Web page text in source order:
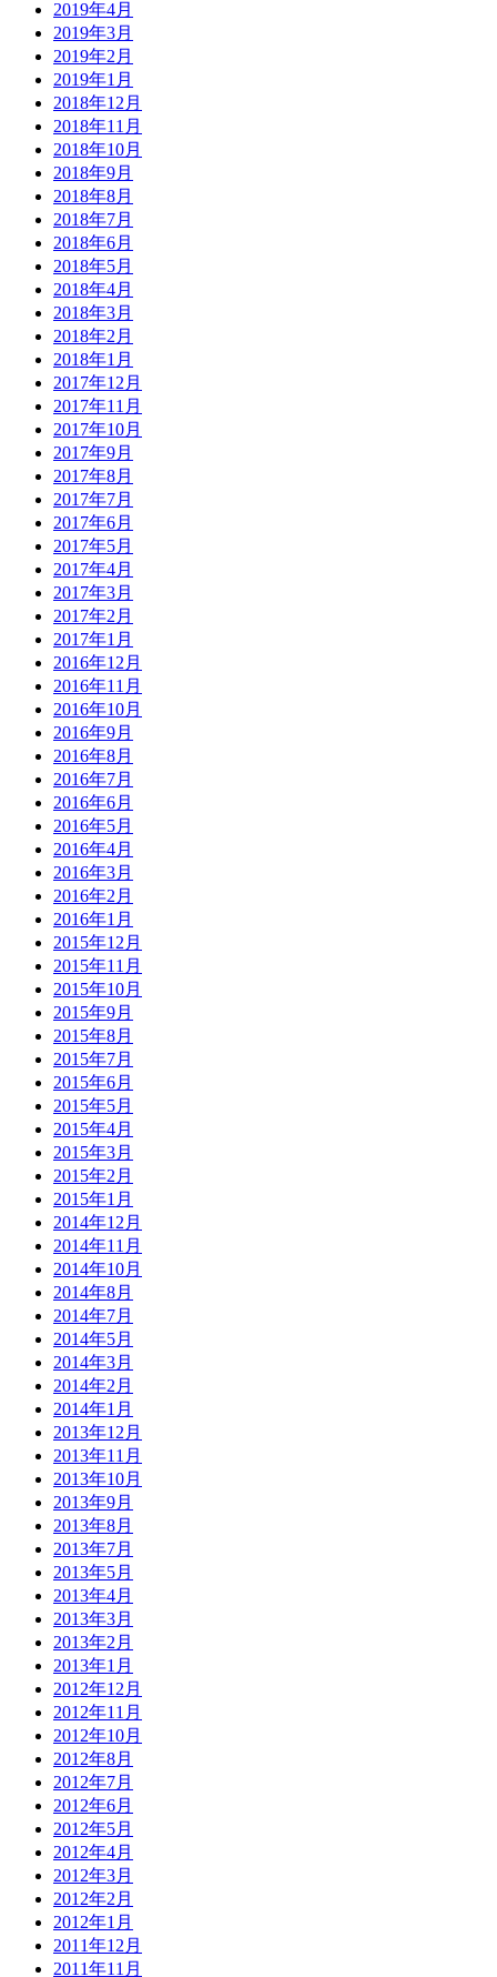
2019年4月
2019年3月
2019年2月
2019年1月
2018年12月
2018年11月
2018年10月
2018年9月
2018年8月
2018年7月
2018年6月
2018年5月
2018年4月
2018年3月
2018年2月
2018年1月
2017年12月
2017年11月
2017年10月
2017年9月
2017年8月
2017年7月
2017年6月
2017年5月
2017年4月
2017年3月
2017年2月
2017年1月
2016年12月
2016年11月
2016年10月
2016年9月
2016年8月
2016年7月
2016年6月
2016年5月
2016年4月
2016年3月
2016年2月
2016年1月
2015年12月
2015年11月
2015年10月
2015年9月
2015年8月
2015年7月
2015年6月
2015年5月
2015年4月
2015年3月
2015年2月
2015年1月
2014年12月
2014年11月
2014年10月
2014年8月
2014年7月
2014年5月
2014年3月
2014年2月
2014年1月
2013年12月
2013年11月
2013年10月
2013年9月
2013年8月
2013年7月
2013年5月
2013年4月
2013年3月
2013年2月
2013年1月
2012年12月
2012年11月
2012年10月
2012年8月
2012年7月
2012年6月
2012年5月
2012年4月
2012年3月
2012年2月
2012年1月
2011年12月
2011年11月